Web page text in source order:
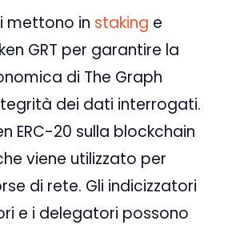
mettono in staking e
GRT per garantire la
di The Graph
dei dati interrogati.
ERC-20 sulla blockchain
viene utilizzato per
di rete. Gli indicizzatori
e i delegatori possono